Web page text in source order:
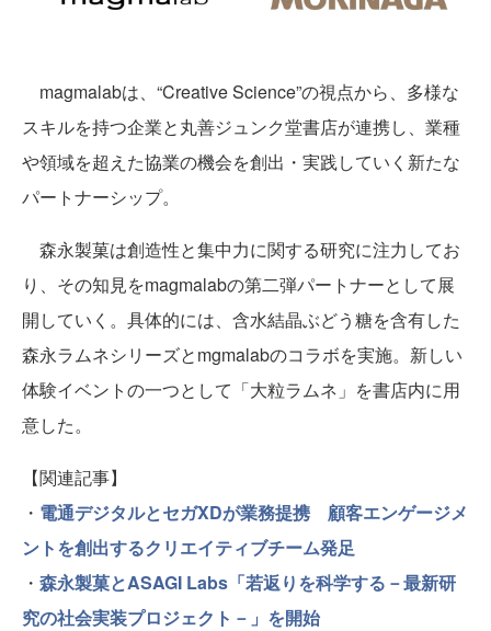
magmalabは、“Creative Science”の視点から、多様な
スキルを持つ企業と丸善ジュンク堂書店が連携し、業種
や領域を超えた協業の機会を創出・実践していく新たな
パートナーシップ。
森永製菓は創造性と集中力に関する研究に注力してお
り、その知見をmagmalabの第二弾パートナーとして展
開していく。具体的には、含水結晶ぶどう糖を含有した
森永ラムネシリーズとmgmalabのコラボを実施。新しい
体験イベントの一つとして「大粒ラムネ」を書店内に用
意した。
【関連記事】
・ 電通デジタルとセガXDが業務提携 顧客エンゲージメ
ントを創出するクリエイティブチーム発足
・ 森永製菓とASAGI Labs「若返りを科学する－最新研
究の社会実装プロジェクト－」を開始